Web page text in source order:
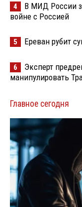
4
В МИД России
войне с Россией
5 Ереван рубит
6
Эксперт
манипулировать
Главное сегодня